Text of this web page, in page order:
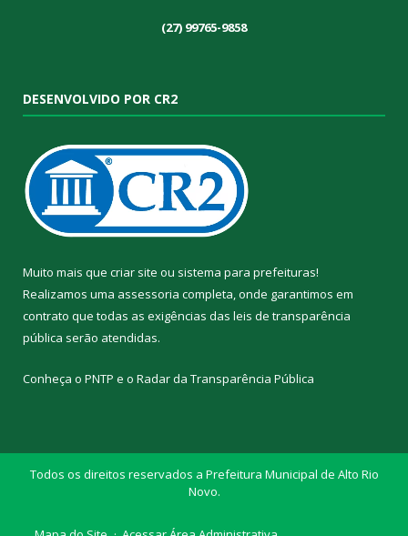
(27) 99765-9858
DESENVOLVIDO POR CR2
Muito mais que criar site ou sistema para prefeituras!
Realizamos uma assessoria completa, onde garantimos em
contrato que todas as exigências das leis de transparência
pública serão atendidas.
Conheça o PNTP e o Radar da Transparência Pública
Todos os direitos reservados a Prefeitura Municipal de Alto Rio
Novo.